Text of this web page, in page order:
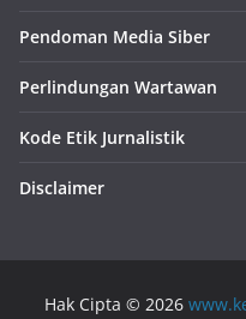
Pendoman Media Siber
Perlindungan Wartawan
Kode Etik Jurnalistik
Disclaimer
Hak Cipta © 2026